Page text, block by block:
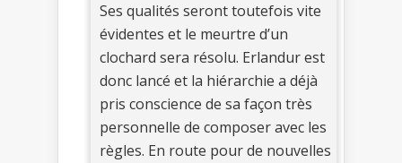
Ses qualités seront toutefois vite
évidentes et le meurtre d’un
clochard sera résolu. Erlandur est
donc lancé et la hiérarchie a déjà
pris conscience de sa façon très
personnelle de composer avec les
règles. En route pour de nouvelles